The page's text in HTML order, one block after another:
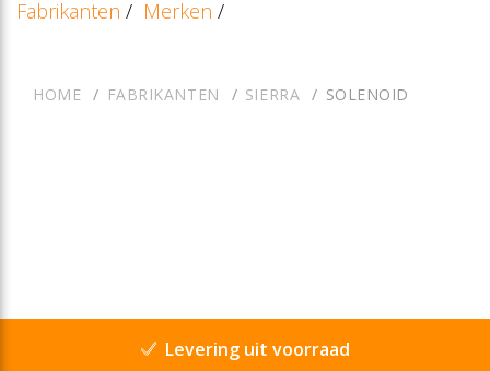
Fabrikanten / Merken /
HOME FABRIKANTEN SIERRA SOLENOID
Levering uit voorraad